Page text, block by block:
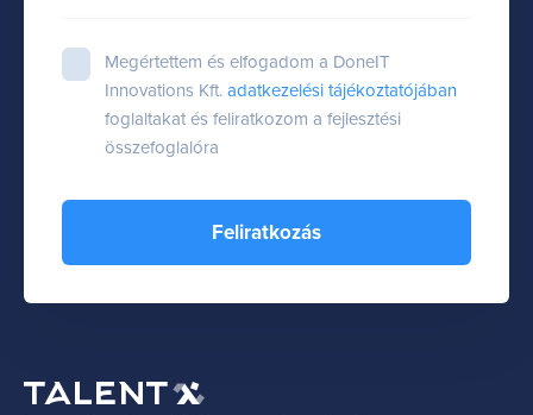
Megértettem és elfogadom a DoneIT
Innovations Kft. adatkezelési tájékoztatójában
foglaltakat és feliratkozom a fejlesztési
összefoglalóra
Feliratkozás